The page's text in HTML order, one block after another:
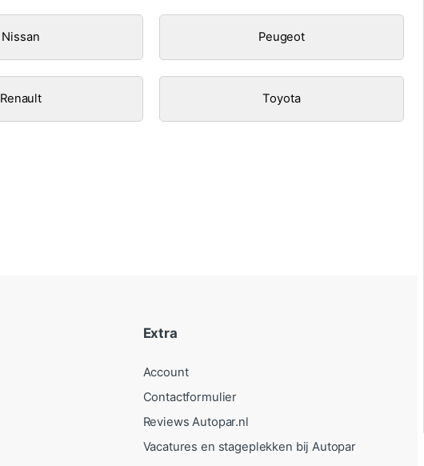
Nissan Peugeot
Renault Toyota
Extra
Account
Contactformulier
Reviews Autopar.nl
Vacatures en stageplekken bij Autopar